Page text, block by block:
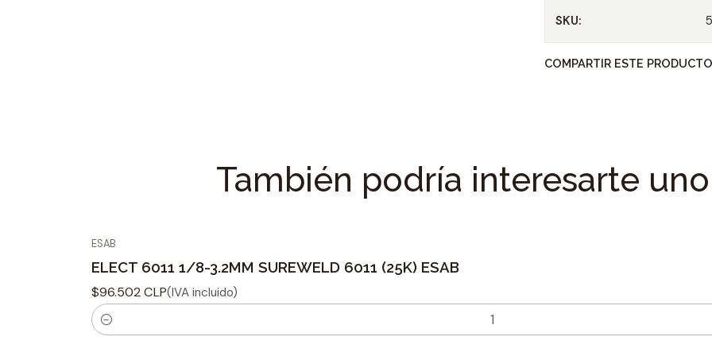
SKU:
COMPARTIR ESTE PRODUCTO
También podría interesarte
ESAB
ELECT 6011 1/8-3.2MM SUREWELD 6011 (25K) ESAB
$96.502 CLP(IVA incluido)
C